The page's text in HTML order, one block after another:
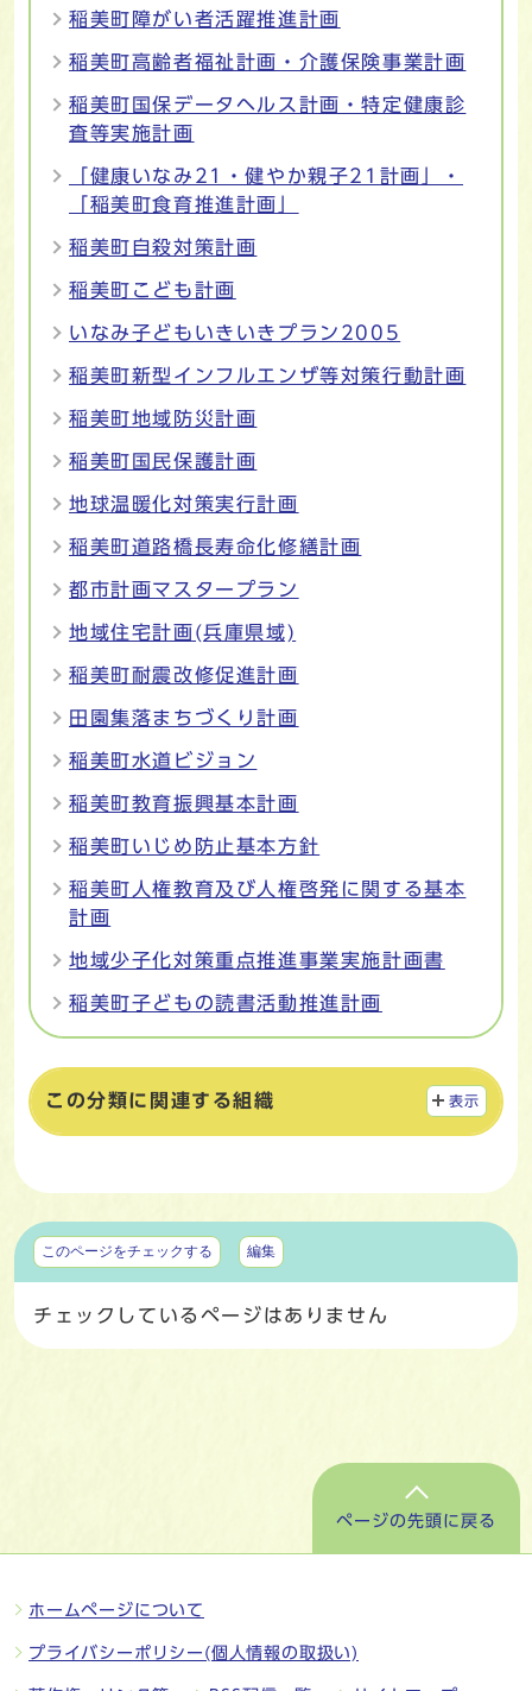
稲美町障がい者活躍推進計画
稲美町高齢者福祉計画・介護保険事業計画
稲美町国保データヘルス計画・特定健康診
査等実施計画
「健康いなみ21・健やか親子21計画」・
「稲美町食育推進計画」
稲美町自殺対策計画
稲美町こども計画
いなみ子どもいきいきプラン2005
稲美町新型インフルエンザ等対策行動計画
稲美町地域防災計画
稲美町国民保護計画
地球温暖化対策実行計画
稲美町道路橋長寿命化修繕計画
都市計画マスタープラン
地域住宅計画(兵庫県域)
稲美町耐震改修促進計画
田園集落まちづくり計画
稲美町水道ビジョン
稲美町教育振興基本計画
稲美町いじめ防止基本方針
稲美町人権教育及び人権啓発に関する基本
計画
地域少子化対策重点推進事業実施計画書
稲美町子どもの読書活動推進計画
この分類に関連する組織 表示
マイページ
このページをチェックする 編集
チェックしているページはありません
ページの先頭に戻る
ホームページについて
プライバシーポリシー(個人情報の取扱い)